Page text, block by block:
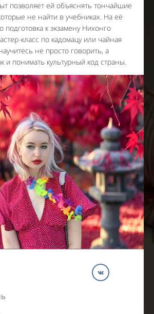
позволяет ей объяснять тончайшие
не найти в учебниках. На её
подготовка к экзамену Нихонго
класс по кадомацу или чайная
не просто говорить, а
и понимать культурный код страны.